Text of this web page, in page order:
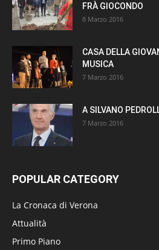
FRÀ GIOCONDO
8 Marzo 2016
CASA DELLA
MUSICA
7 Marzo 2016
A SILVANO
7 Marzo 2016
POPULAR CATEGORY
La Cronaca di Verona
Attualità
Primo Piano